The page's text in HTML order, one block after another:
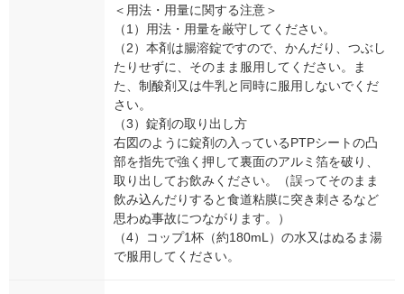
＜用法・用量に関する注意＞
（1）用法・用量を厳守してください。
（2）本剤は腸溶錠ですので、かんだり、つぶし
たりせずに、そのまま服用してください。ま
た、制酸剤又は牛乳と同時に服用しないでくだ
さい。
（3）錠剤の取り出し方
右図のように錠剤の入っているPTPシートの凸
部を指先で強く押して裏面のアルミ箔を破り、
取り出してお飲みください。（誤ってそのまま
飲み込んだりすると食道粘膜に突き刺さるなど
思わぬ事故につながります。）
（4）コップ1杯（約180mL）の水又はぬるま湯
で服用してください。